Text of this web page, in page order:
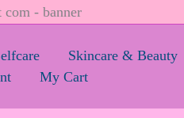
Skincare & Beauty
My Cart